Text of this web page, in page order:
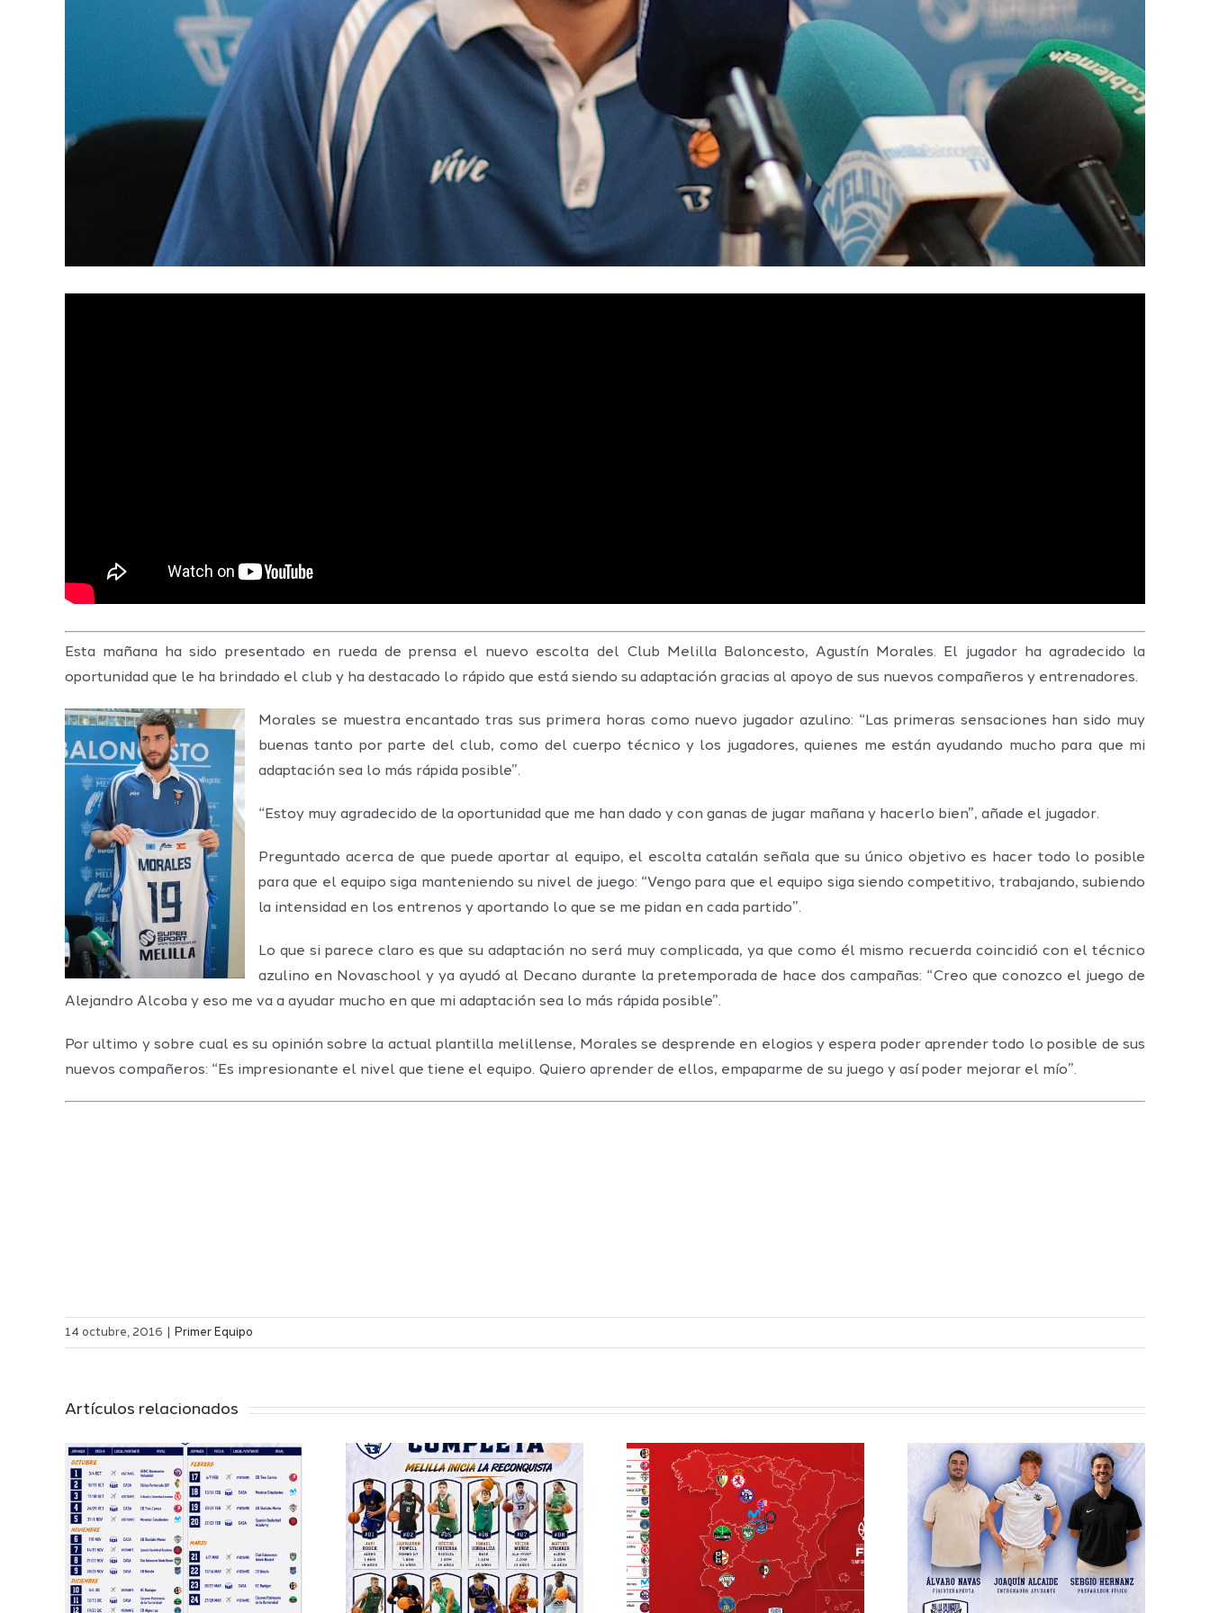
Esta mañana ha sido presentado en rueda de prensa el nuevo escolta del Club Melilla Baloncesto, Agustín Morales. El jugador ha agradecido la
oportunidad que le ha brindado el club y ha destacado lo rápido que está siendo su adaptación gracias al apoyo de sus nuevos compañeros y entrenadores.
Morales se muestra encantado tras sus primera horas como nuevo jugador azulino: “Las primeras sensaciones han sido muy
buenas tanto por parte del club, como del cuerpo técnico y los jugadores, quienes me están ayudando mucho para que mi
adaptación sea lo más rápida posible”.
“Estoy muy agradecido de la oportunidad que me han dado y con ganas de jugar mañana y hacerlo bien”, añade el jugador.
Preguntado acerca de que puede aportar al equipo, el escolta catalán señala que su único objetivo es hacer todo lo posible
para que el equipo siga manteniendo su nivel de juego: “Vengo para que el equipo siga siendo competitivo, trabajando, subiendo
la intensidad en los entrenos y aportando lo que se me pidan en cada partido”.
Lo que si parece claro es que su adaptación no será muy complicada, ya que como él mismo recuerda coincidió con el técnico
azulino en Novaschool y ya ayudó al Decano durante la pretemporada de hace dos campañas: “Creo que conozco el juego de
Alejandro Alcoba y eso me va a ayudar mucho en que mi adaptación sea lo más rápida posible”.
Por ultimo y sobre cual es su opinión sobre la actual plantilla melillense, Morales se desprende en elogios y espera poder aprender todo lo posible de sus
nuevos compañeros: “Es impresionante el nivel que tiene el equipo. Quiero aprender de ellos, empaparme de su juego y así poder mejorar el mío”.
14 octubre, 2016 Primer Equipo
Artículos relacionados
El Melilla
Ciudad del
Deporte
completa su
proyecto
deportivo para
Definidos el
grupo de
Segunda FEB y
la Copa España
FEB para el
Melilla Ciudad
Baloncesto
configura el
Staff Técnico
para la
temporada